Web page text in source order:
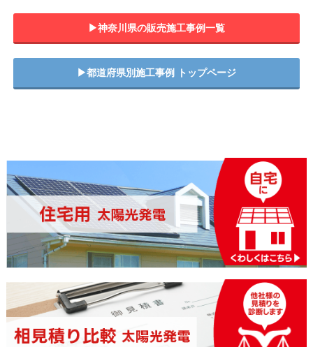
▶︎神奈川県の販売施工事例一覧
▶︎都道府県別施工事例 トップページ